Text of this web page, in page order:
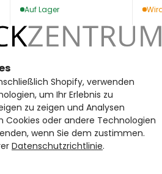
Auf Lager
Shopify, verwenden
um Ihr Erlebnis zu
zu zeigen und Analysen
Cookies oder andere Technologien
wenn Sie dem zustimmen.
Datenschutzrichtlinie.